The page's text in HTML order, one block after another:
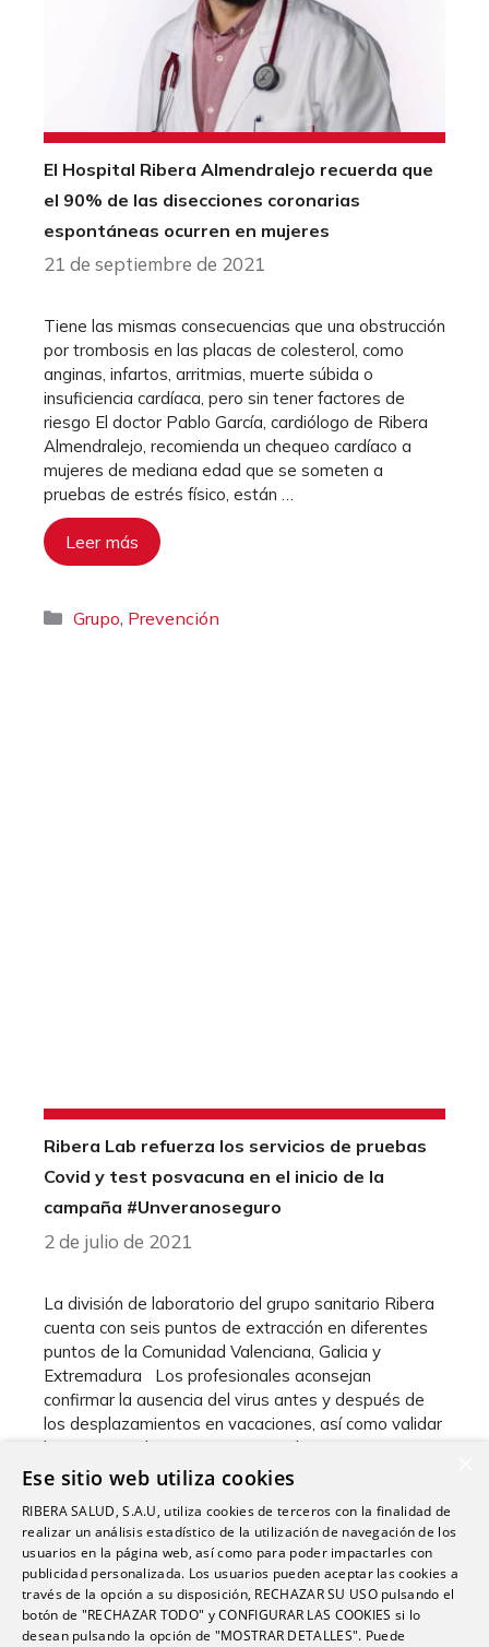
El Hospital Ribera Almendralejo recuerda que
el 90% de las disecciones coronarias
espontáneas ocurren en mujeres
21 de septiembre de 2021
Tiene las mismas consecuencias que una obstrucción
por trombosis en las placas de colesterol, como
anginas, infartos, arritmias, muerte súbida o
insuficiencia cardíaca, pero sin tener factores de
riesgo El doctor Pablo García, cardiólogo de Ribera
Almendralejo, recomienda un chequeo cardíaco a
mujeres de mediana edad que se someten a
pruebas de estrés físico, están …
Leer más
Categorías
Grupo, Prevención
Ribera Lab refuerza los servicios de pruebas
Covid y test posvacuna en el inicio de la
campaña #Unveranoseguro
2 de julio de 2021
La división de laboratorio del grupo sanitario Ribera
cuenta con seis puntos de extracción en diferentes
puntos de la Comunidad Valenciana, Galicia y
Extremadura Los profesionales aconsejan
confirmar la ausencia del virus antes y después de
los desplazamientos en vacaciones, así como validar
la presencia de anticuerpos con el test posvacuna, si
ya han pasado …
Leer más
Categorías
Grupo,Prevención,Ribera Lab
Ese sitio web utiliza cookies
RIBERA SALUD, S.A.U, utiliza cookies de terceros con la finalidad de
realizar un análisis estadístico de la utilización de navegación de los
usuarios en la página web, así como para poder impactarles con
publicidad personalizada. Los usuarios pueden aceptar las cookies a
través de la opción a su disposición, RECHAZAR SU USO pulsando el
botón de "RECHAZAR TODO" y CONFIGURAR LAS COOKIES si lo
desean pulsando la opción de "MOSTRAR DETALLES". Puede